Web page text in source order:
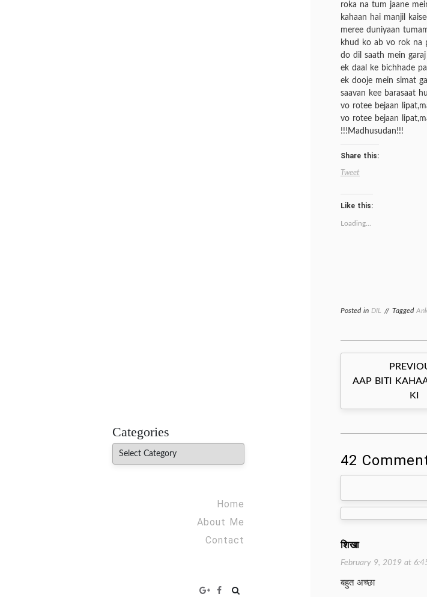
Categories
Categories
Home
About Me
Contact
Search
roka na tum jaane
kahaan hai manjil
meree duniyaan
khud ko ab vo rok na
do dil saath mein
ek daal ke bichhade
ek dooje mein simat
saavan kee barasaat
vo rotee bejaan
vo rotee bejaan
!!!Madhusudan!!!
Share this:
Tweet
Like this:
Loading...
Posted in DIL Tagged
Post
navigation
AAP BITI
KI
42
शिखा
February 9, 2019 at
बहुत अच्छा